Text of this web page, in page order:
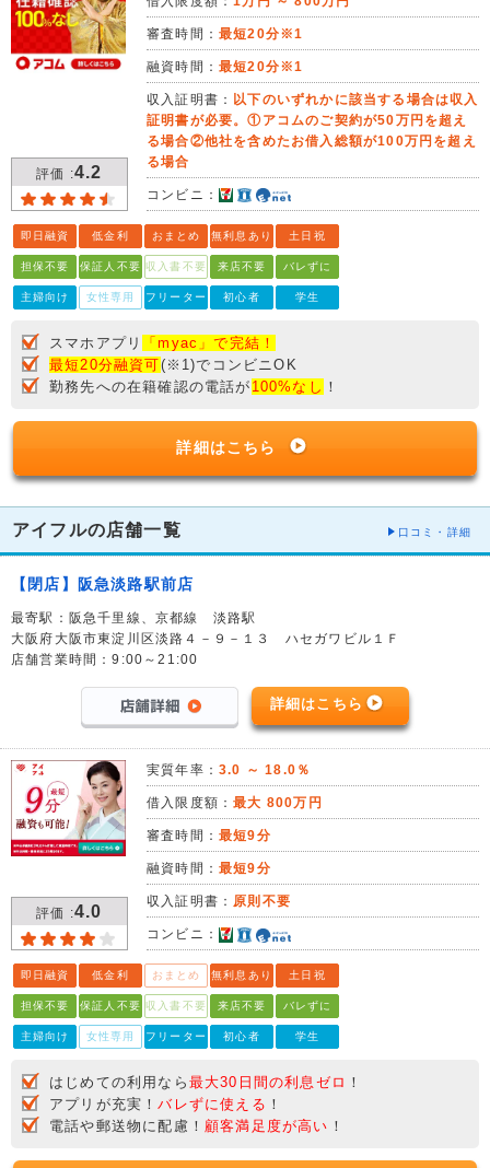
評価 :4.2
審査時間： 最短20分※1
融資時間： 最短20分※1
収入証明書： 以下のいずれかに該当する場合は収入
証明書が必要。①アコムのご契約が50万円を超え
る場合②他社を含めたお借入総額が100万円を超え
る場合
コンビニ：
即日融資 低金利 おまとめ 無利息あり 土日祝
担保不要 保証人不要 収入書不要 来店不要 バレずに
主婦向け 女性専用 フリーター 初心者 学生
スマホアプリ
「myac」で完結！
最短20分融資可(※1)でコンビニOK
勤務先への在籍確認の電話が 100%なし ！
詳細はこちら
アイフルの店舗一覧 口コミ・詳細
【閉店】阪急淡路駅前店
最寄駅：阪急千里線、京都線 淡路駅
大阪府大阪市東淀川区淡路４－９－１３ ハセガワビル１Ｆ
店舗営業時間：9:00～21:00
詳細はこちら
評価 :4.0
実質年率： 3.0 ～ 18.0％
借入限度額：最大 800万円
審査時間： 最短9分
融資時間： 最短9分
収入証明書： 原則不要
コンビニ：
即日融資 低金利 おまとめ 無利息あり 土日祝
担保不要 保証人不要 収入書不要 来店不要 バレずに
主婦向け 女性専用 フリーター 初心者 学生
はじめての利用なら 最大30日間の利息ゼロ ！
アプリが充実！バレずに使える ！
電話や郵送物に配慮！ 顧客満足度が高い ！